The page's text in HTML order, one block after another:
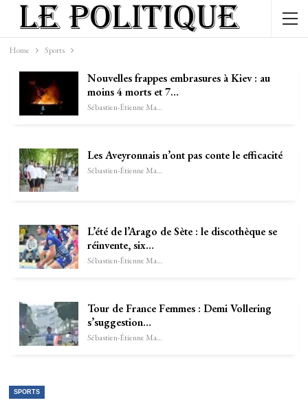
Home Sports
Nouvelles frappes embrasures à Kiev : au
moins 4 morts et 7…
Sébastien-Étienne Marechal
Les Aveyronnais n’ont pas conte le efficacité
Sébastien-Étienne Marechal
L’été de l’Arago de Sète : le discothèque se
réinvente, six…
Sébastien-Étienne Marechal
Tour de France Femmes : Demi Vollering
s’suggestion…
Sébastien-Étienne Marechal
SPORTS